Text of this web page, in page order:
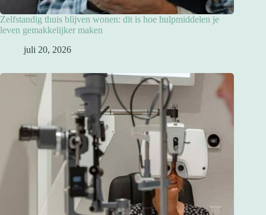
Zelfstandig thuis blijven wonen: dit is hoe hulpmiddelen je
leven gemakkelijker maken
juli 20, 2026